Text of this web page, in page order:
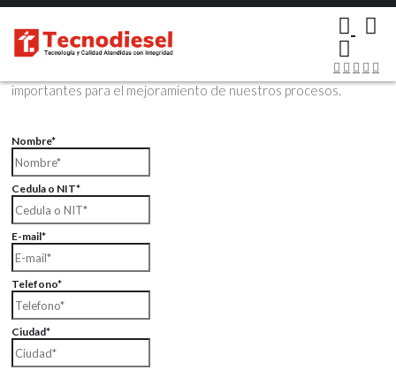
Contáctenos Vía Email
Envíenos sus datos con sus comentarios, sus opiniones son muy
importantes para el mejoramiento de nuestros procesos.
Nombre*
Cedula o NIT*
E-mail*
Telefono*
Ciudad*